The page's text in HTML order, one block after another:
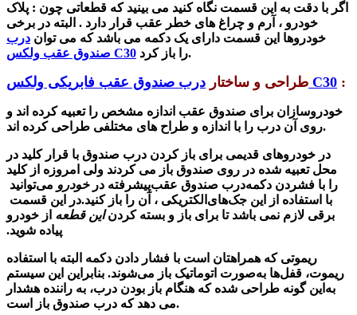
اگر با دقت به این قسمت نگاه کنید می بینید که قطعاتی چون : پلاک
خودرو ، آرم و چراغ های خطر عقب قرار دارد . البته در برخی
خودروها این قسمت دارای یک دکمه می باشد که می توان درب
صندوق عقب ولکس C30
را باز کرد.
طراحی و ساختار درب صندوق عقب فابریکی ولکس C30 :
خودروسازان برای صندوق عقب اندازه مشخص را تعبیه کرده اند و
روی آن درب را با اندازه و طراح های مختلفی طراحی کرده اند.
در خودروهای قدیمی برای باز کردن درب صندوق با قرار کلید در
محل تعبیه شده در روی صندوق باز می کردند ولی امروزه از کلید
پیشرفته درخودرو می‌توانید درب صندوق عقبرا با فشردن دکمه
الکتریکی ، آن را باز کنید.در این قسمت با استفاده از این جک‌های
برقی لازم نمی باشد تا برای باز و بسته کردناین قطعه از خودرو
پیاده شوید.
البته با استفاده
ریموت، قفل‌ها به‌صورت اتوماتیک باز می‌شوند. بنابراین این سیستم
به‌این گونه طراحی شده که هنگام باز بودن درب، به راننده هشدار
می دهد که درب صندوق باز است.